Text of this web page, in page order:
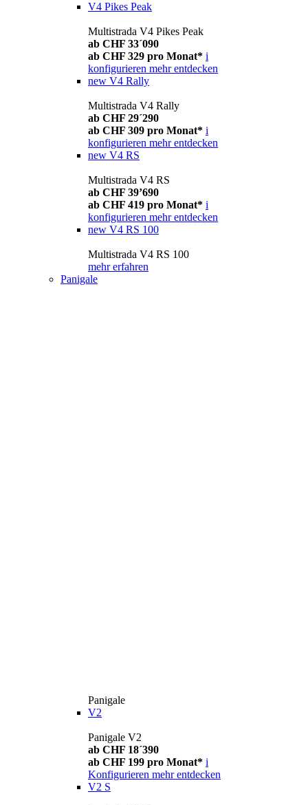
V4 Pikes Peak
Multistrada V4 Pikes Peak
ab CHF 33´090
ab CHF 329 pro Monat* i
konfigurieren mehr entdecken
new V4 Rally
Multistrada V4 Rally
ab CHF 29´290
ab CHF 309 pro Monat* i
konfigurieren mehr entdecken
new V4 RS
Multistrada V4 RS
ab CHF 39’690
ab CHF 419 pro Monat* i
konfigurieren mehr entdecken
new V4 RS 100
Multistrada V4 RS 100
mehr erfahren
Panigale
Panigale
V2
Panigale V2
ab CHF 18´390
ab CHF 199 pro Monat* i
Konfigurieren mehr entdecken
V2 S